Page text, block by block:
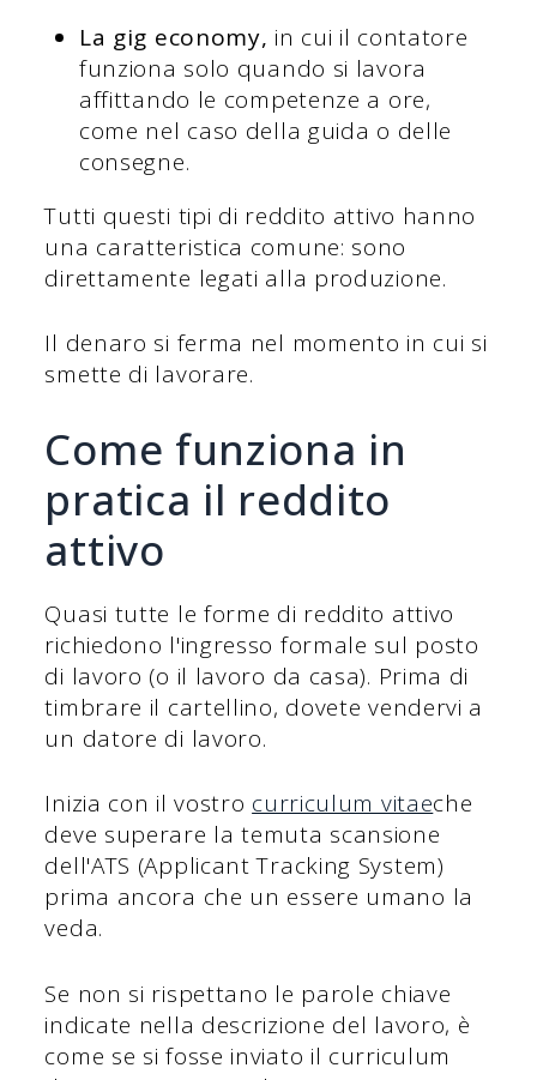
La gig economy, in cui il contatore
funziona solo quando si lavora
affittando le competenze a ore,
come nel caso della guida o delle
consegne.
Tutti questi tipi di reddito attivo hanno
una caratteristica comune: sono
direttamente legati alla produzione.
Il denaro si ferma nel momento in cui si
smette di lavorare.
Come funziona in
pratica il reddito
attivo
Quasi tutte le forme di reddito attivo
richiedono l'ingresso formale sul posto
di lavoro (o il lavoro da casa). Prima di
timbrare il cartellino, dovete vendervi a
un datore di lavoro.
Inizia con il vostro curriculum vitaeche
deve superare la temuta scansione
dell'ATS (Applicant Tracking System)
prima ancora che un essere umano la
veda.
Se non si rispettano le parole chiave
indicate nella descrizione del lavoro, è
come se si fosse inviato il curriculum